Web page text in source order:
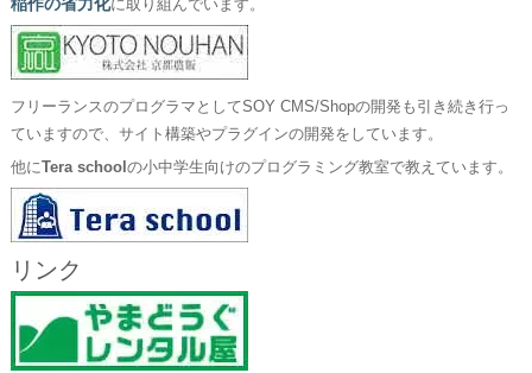
稲作の省力化に取り組んでいます。
フリーランスのプログラマとしてSOY CMS/Shopの開発も引き続き行っ
ていますので、サイト構築やプラグインの開発をしています。
他にTera school の小中学生向けのプログラミング教室で教えています。
リンク